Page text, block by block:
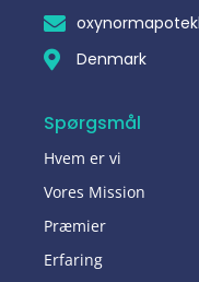
Denmark
Spørgsmål
Hvem er vi
Vores Mission
Præmier
Erfaring